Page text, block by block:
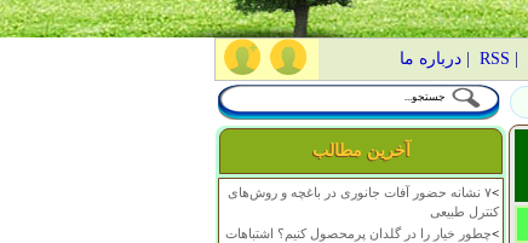
RSS
|درباره ما
آخرین مطالب
>
۷ نشانه حضور آفات جانوری در باغچه و روش‌های
کنترل طبیعی
>چطور خیار را در گلدان پرمحصول کنیم؟ اشتباهات